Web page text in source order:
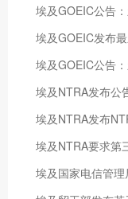
埃及GOEIC发布
埃及NTRA发布公
埃及NTRA发布
埃及NTRA要求第
埃及国家电信管